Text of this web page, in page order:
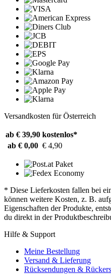
Versandkosten für Österreich
ab € 39,90 kostenlos*
ab € 0,00 € 4,90
* Diese Lieferkosten fallen bei
können weitere Kosten, z. B.
Eigenschaften der Produkte,
du direkt in der
Hilfe & Support
Meine Bestellung
Versand & Lieferung
Rücksendungen &